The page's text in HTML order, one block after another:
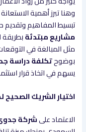
وهنا تبرز أهمية الاستعانة
تبسيط المفاهيم وتقديم
مشاريع مبتدئةبطريقة
مثل المبالغة في
بوضوحتكلفة دراسة
يسهم في اتخاذ قرار
اختيار الشريك
الاعتماد علىشركة